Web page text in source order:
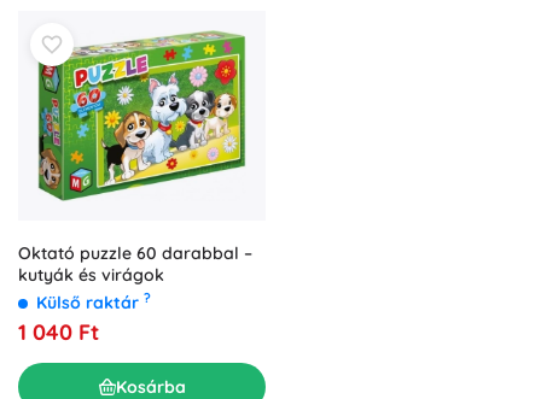
Oktató puzzle 60 darabbal –
kutyák és virágok
Külső raktár ?
1 040 Ft
Kosárba